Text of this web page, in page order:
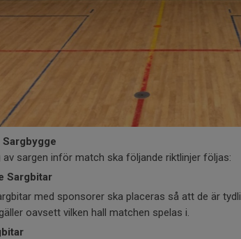
av sargen inför match ska följande riktlinjer följas:
Sargbitar
med sponsorer ska placeras så att de är
oavsett vilken hall matchen spelas i.